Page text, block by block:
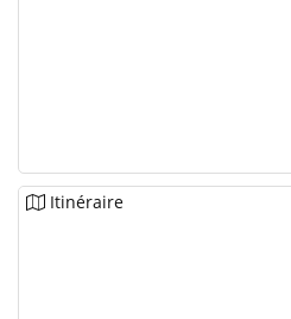
Itinéraire